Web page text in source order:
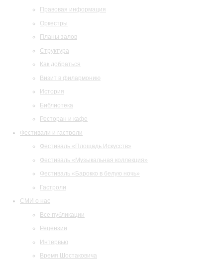
Правовая информация
Оркестры
Планы залов
Структура
Как добраться
Визит в филармонию
История
Библиотека
Ресторан и кафе
Фестивали и гастроли
Фестиваль «Площадь Искусств»
Фестиваль «Музыкальная коллекция»
Фестиваль «Барокко в белую ночь»
Гастроли
СМИ о нас
Все публикации
Рецензии
Интервью
Время Шостаковича